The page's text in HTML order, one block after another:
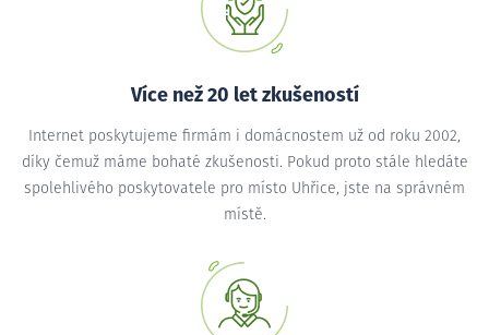
Více než 20 let zkušeností
Internet poskytujeme firmám i domácnostem už od roku 2002,
díky čemuž máme bohaté zkušenosti. Pokud proto stále hledáte
spolehlivého poskytovatele pro místo Uhřice, jste na správném
místě.